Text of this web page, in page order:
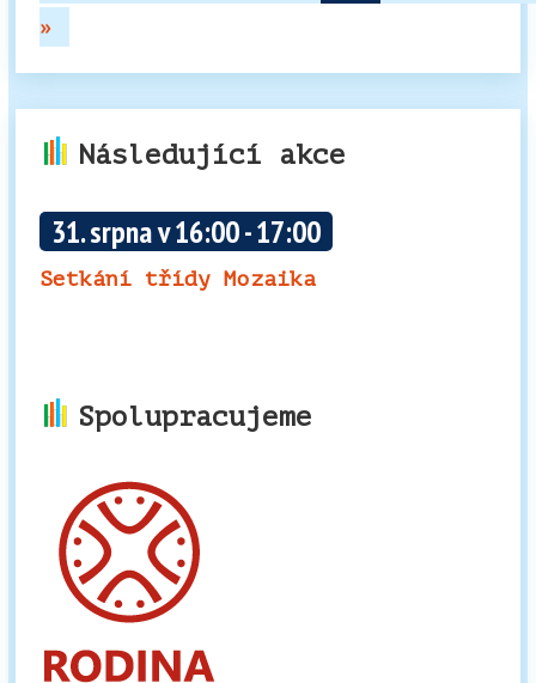
»
Následující akce
31. srpna v 16:00-17:00
Setkání třídy Mozaika
Spolupracujeme